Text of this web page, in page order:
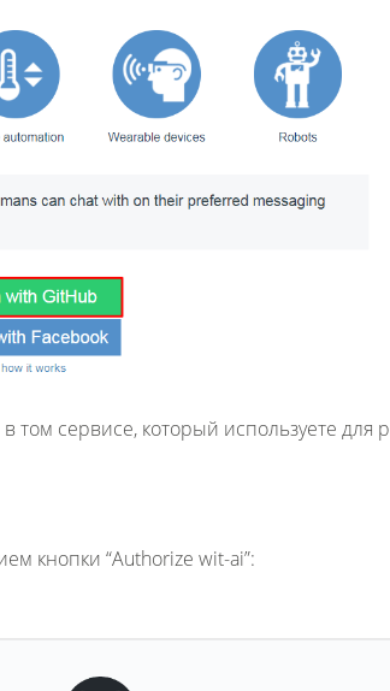
сервисе, который используете для
“Authorize wit-ai”: